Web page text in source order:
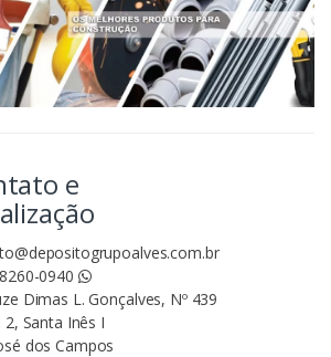
e
0940
Dimas L. Gonçalves, Nº 439
2, Santa Inês I
dos Campos